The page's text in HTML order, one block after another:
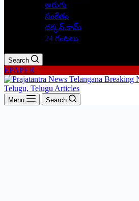
అరుగు
సంకేతం
దక్కన్.కామ్
24 గంటలు
Search
EPAPER
Menu Search